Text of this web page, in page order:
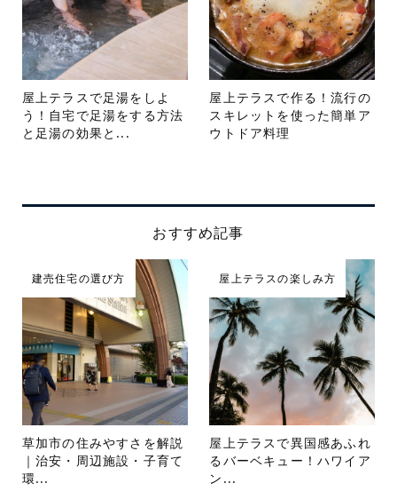
屋上テラスで足湯をしよ
う！自宅で足湯をする方法
と足湯の効果と...
屋上テラスで作る！流行の
スキレットを使った簡単ア
ウトドア料理
おすすめ記事
建売住宅の選び方
草加市の住みやすさを解説
｜治安・周辺施設・子育て
環...
屋上テラスの楽しみ方
屋上テラスで異国感あふれ
るバーベキュー！ハワイア
ン...